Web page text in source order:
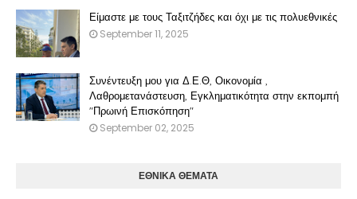
Είμαστε με τους Ταξιτζήδες και όχι με τις πολυεθνικές
September 11, 2025
Συνέντευξη μου για Δ.Ε.Θ, Οικονομία ,
Λαθρομετανάστευση, Εγκληματικότητα στην εκπομπή
"Πρωινή Επισκόπηση"
September 02, 2025
ΕΘΝΙΚΑ ΘΕΜΑΤΑ